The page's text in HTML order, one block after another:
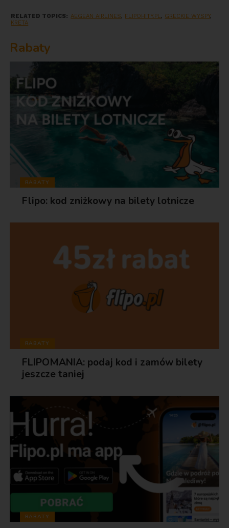
RELATED TOPICS: AEGEAN AIRLINES, FLIPOHITY.PL, GRECKIE WYSPY,
KRETA
Rabaty
RABATY
Flipo: kod zniżkowy na bilety lotnicze
RABATY
FLIPOMANIA: podaj kod i zamów bilety
jeszcze taniej
RABATY